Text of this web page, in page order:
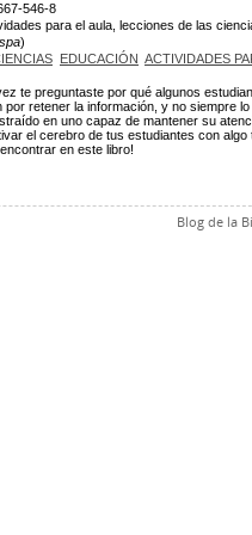
546-8
para el aula, lecciones de las
spa)
EDUCACIÓN ACTIVIDADES
te preguntaste por qué algunos
por retener la información, y no siempre
en uno capaz de mantener su
el cerebro de tus estudiantes con
en este libro!
Blog de la